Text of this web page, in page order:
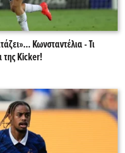
Κωνσταντέλια - Τι
της Kicker!